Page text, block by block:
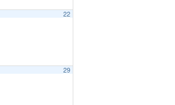
22
29